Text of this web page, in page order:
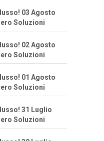
03 Agosto
Soluzioni
02 Agosto
Soluzioni
01 Agosto
Soluzioni
31 Luglio
Soluzioni